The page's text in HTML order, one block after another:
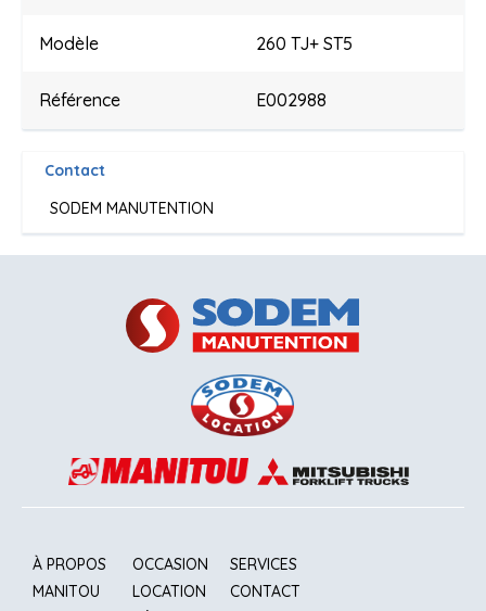
Modèle 260 TJ+ ST5
Référence E002988
Contact
SODEM MANUTENTION
À PROPOS
MANITOU
OCCASION
LOCATION
SERVICES
CONTACT